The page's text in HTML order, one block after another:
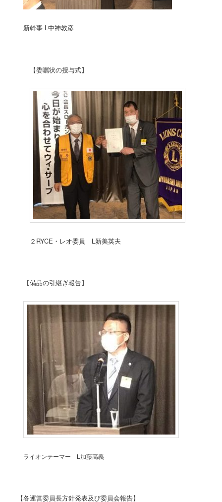
新幹事 L中神敦彦
【委嘱状の授与式】
２RYCE・レオ委員 L新美英夫
【備品の引継ぎ報告】
ライオンテーマー L加藤高義
【各運営委員長方針発表及び委員会報告】